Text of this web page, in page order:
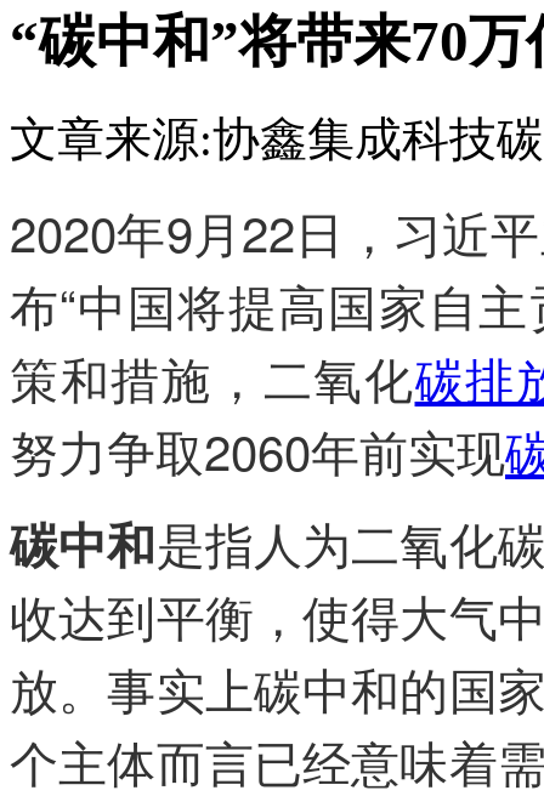
“碳中和”将带来70
文章来源:协鑫集成科技
2020年9月22日，习近
布“中国将提高国家自
策和措施，二氧化碳排
努力争取2060年前实现
碳中和是指人为二氧化
收达到平衡，使得大气
放。事实上碳中和的国
个主体而言已经意味着